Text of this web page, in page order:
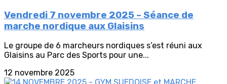
Vendredi 7 novembre 2025 – Séance de
marche nordique aux Glaisins
Le groupe de 6 marcheurs nordiques s’est réuni aux
Glaisins au Parc des Sports pour une...
12 novembre 2025